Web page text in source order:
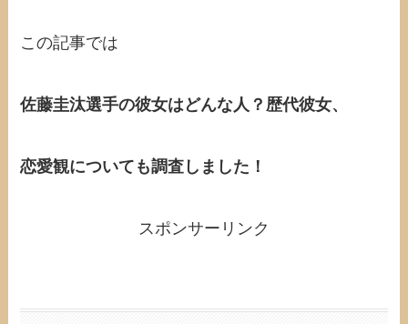
この記事では
佐藤圭汰選手の彼女はどんな人？歴代彼女、
恋愛観についても調査しました！
スポンサーリンク